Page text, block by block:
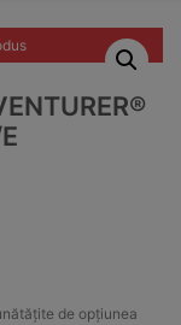
de opțiunea